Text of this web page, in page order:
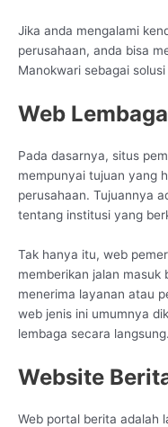
Jika anda mengalami
perusahaan, anda bisa
Manokwari sebagai
Web Lembaga
Pada dasarnya, situs
mempunyai tujuan yang
perusahaan. Tujuannya
tentang institusi yang
Tak hanya itu, web
memberikan jalan
menerima layanan atau
web jenis ini umumnya
lembaga secara langsung.
Website
Web portal berita adalah